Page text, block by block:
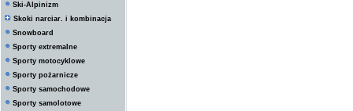
Ski-Alpinizm
Skoki narciar. i kombinacja
Snowboard
Sporty extremalne
Sporty motocyklowe
Sporty pożarnicze
Sporty samochodowe
Sporty samolotowe